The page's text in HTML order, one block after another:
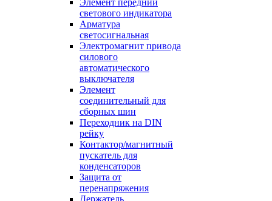
Элемент передний
светового индикатора
Арматура
светосигнальная
Электромагнит привода
силового
автоматического
выключателя
Элемент
соединительный для
сборных шин
Переходник на DIN
рейку
Контактор/магнитный
пускатель для
конденсаторов
Защита от
перенапряжения
Держатель